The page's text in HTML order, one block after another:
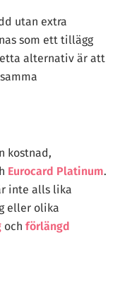
utan extra
som ett tillägg
alternativ är att
kostnad,
Eurocard Platinum.
inte alls lika
eller olika
och förlängd